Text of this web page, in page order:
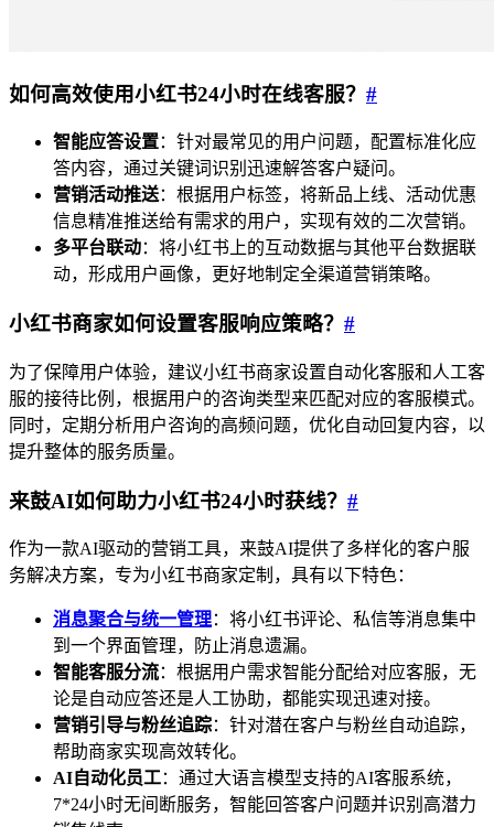
如何高效使用小红书24小时在线客服？ #
智能应答设置：针对最常见的用户问题，配置标准化应
答内容，通过关键词识别迅速解答客户疑问。
营销活动推送：根据用户标签，将新品上线、活动优惠
信息精准推送给有需求的用户，实现有效的二次营销。
多平台联动：将小红书上的互动数据与其他平台数据联
动，形成用户画像，更好地制定全渠道营销策略。
小红书商家如何设置客服响应策略？ #
为了保障用户体验，建议小红书商家设置自动化客服和人工客
服的接待比例，根据用户的咨询类型来匹配对应的客服模式。
同时，定期分析用户咨询的高频问题，优化自动回复内容，以
提升整体的服务质量。
来鼓AI如何助力小红书24小时获线？ #
作为一款AI驱动的营销工具，来鼓AI提供了多样化的客户服
务解决方案，专为小红书商家定制，具有以下特色：
消息聚合与统一管理：将小红书评论、私信等消息集中
到一个界面管理，防止消息遗漏。
智能客服分流：根据用户需求智能分配给对应客服，无
论是自动应答还是人工协助，都能实现迅速对接。
营销引导与粉丝追踪：针对潜在客户与粉丝自动追踪，
帮助商家实现高效转化。
AI自动化员工：通过大语言模型支持的AI客服系统，
7*24小时无间断服务，智能回答客户问题并识别高潜力